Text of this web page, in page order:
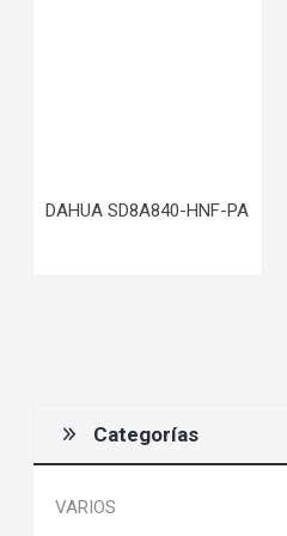
DAHUA SD8A840-HNF-PA
Categorías
VARIOS